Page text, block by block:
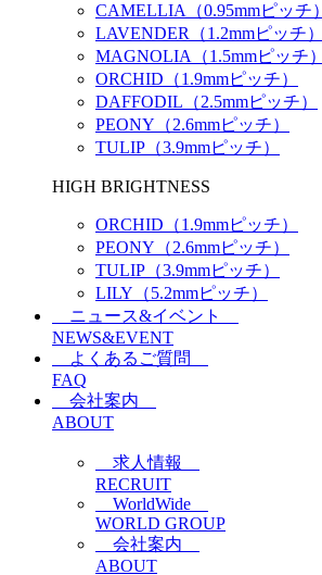
CAMELLIA（0.95mmピッチ）
LAVENDER（1.2mmピッチ）
MAGNOLIA（1.5mmピッチ）
ORCHID（1.9mmピッチ）
DAFFODIL（2.5mmピッチ）
PEONY（2.6mmピッチ）
TULIP（3.9mmピッチ）
HIGH BRIGHTNESS
ORCHID（1.9mmピッチ）
PEONY（2.6mmピッチ）
TULIP（3.9mmピッチ）
LILY（5.2mmピッチ）
ニュース&イベント
NEWS&EVENT
よくあるご質問
FAQ
会社案内
ABOUT
求人情報
RECRUIT
WorldWide
WORLD GROUP
会社案内
ABOUT